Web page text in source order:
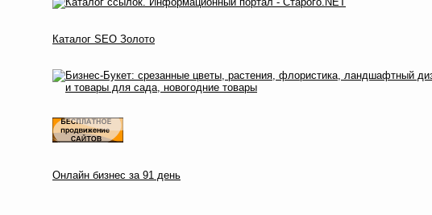
Каталог SEO Золото
Онлайн бизнес за 91 день